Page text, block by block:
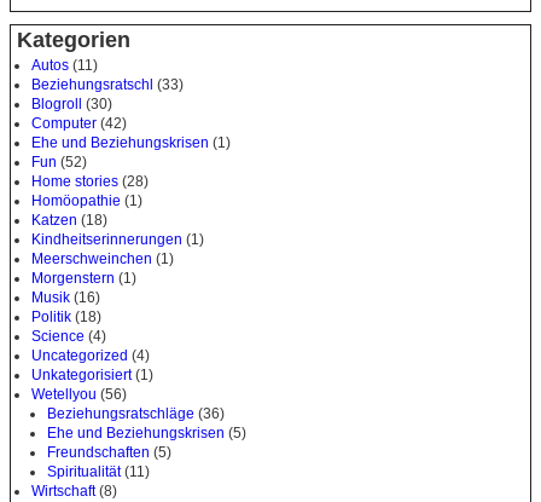
Kategorien
Autos (11)
Beziehungsratschl (33)
Blogroll
(30)
Computer (42)
Ehe und Beziehungskrisen (1)
Fun (52)
Home stories (28)
Homöopathie (1)
Katzen (18)
Kindheitserinnerungen (1)
Meerschweinchen (1)
Morgenstern (1)
Musik (16)
Politik (18)
Science (4)
Uncategorized (4)
Unkategorisiert(1)
Wetellyou (56)
Beziehungsratschläge (36)
Ehe und Beziehungskrisen (5)
Freundschaften (5)
Spiritualität(11)
Wirtschaft(8)